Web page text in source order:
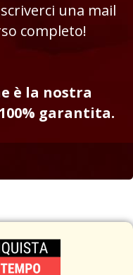
una mail
completo!
è la nostra
garantita.